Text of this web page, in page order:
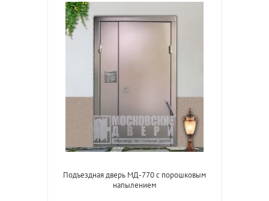
Подъездная дверь МД-770 с порошковым
напылением